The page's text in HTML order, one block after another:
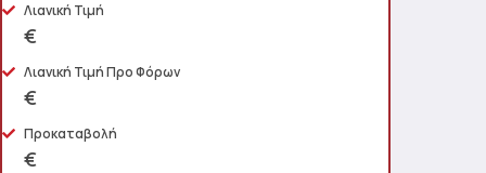
Λιανική Τιμή
€
Λιανική Τιμή Προ Φόρων
€
Προκαταβολή
€